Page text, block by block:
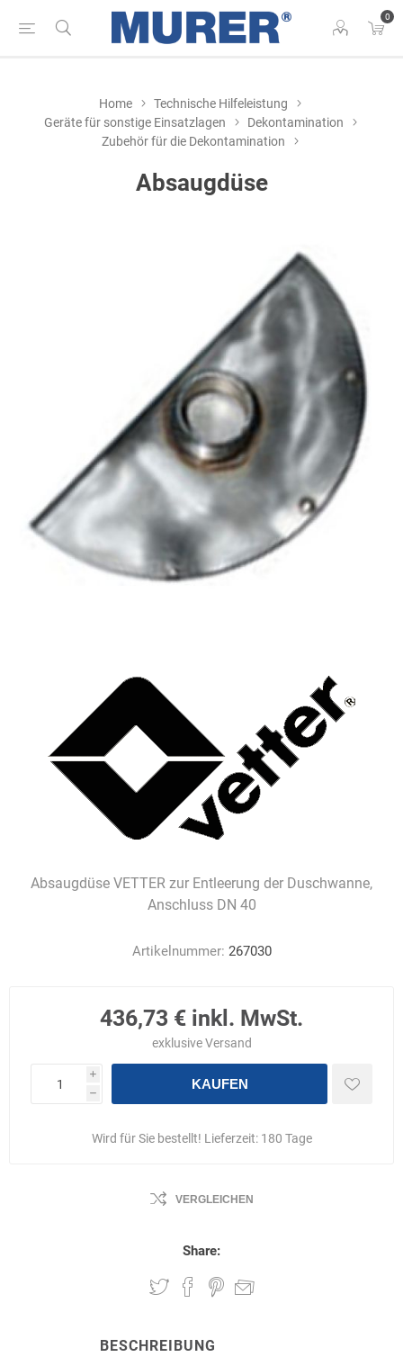
0
Home
Technische Hilfeleistung
Geräte für sonstige Einsatzlagen
Dekontamination
Zubehör für die Dekontamination
Absaugdüse
Absaugdüse VETTER zur Entleerung der Duschwanne,
Anschluss DN 40
Artikelnummer: 267030
436,73 € inkl. MwSt.
exklusiveVersand
i
h
KAUFEN
Wird für Sie bestellt! Lieferzeit: 180 Tage
VERGLEICHEN
Share:
BESCHREIBUNG